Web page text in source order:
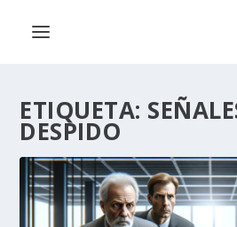
ETIQUETA:
DESPIDO